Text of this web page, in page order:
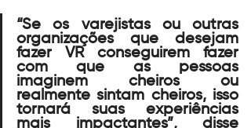
“Se os varejistas ou outras
organizações que desejam
fazer VR conseguirem fazer
com que as pessoas
imaginem cheiros ou
realmente sintam cheiros, isso
tornará suas experiências
mais impactantes”, disse